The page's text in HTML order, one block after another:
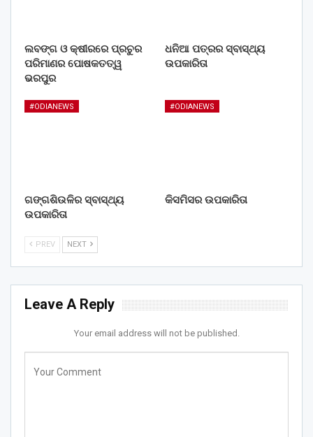
ଲବଙ୍ଗ ଓ କ୍ଷୀରରେ ପ୍ରଚୁର
ପରିମାଣର ପୋଷକତତ୍ୱ
ଭରପୁର
ଧନିଆ ପତ୍ରର ସ୍ବାସ୍ଥ୍ୟ
ଉପକାରିତା
#ODIANEWS
ଗଙ୍ଗଶିଉଳିର ସ୍ବାସ୍ଥ୍ୟ
ଉପକାରିତା
#ODIANEWS
କିସମିସର ଉପକାରିତା
PREV NEXT
Leave A Reply
Your email address will not be published.